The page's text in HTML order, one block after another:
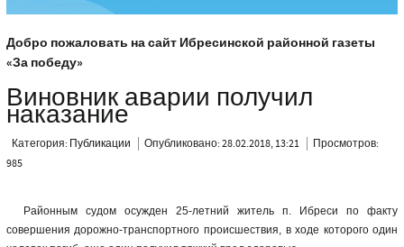
Добро пожаловать на сайт Ибресинской районной газеты
«За победу»
Виновник аварии получил
наказание
Категория: Публикации Опубликовано: 28.02.2018, 13:21
Просмотров:
985
Районным судом осужден 25-летний житель п. Ибреси по факту
совершения дорожно-транспортного происшествия, в ходе которого один